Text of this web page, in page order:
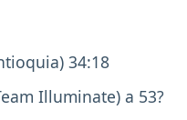
34:18
Illuminate) a 53?